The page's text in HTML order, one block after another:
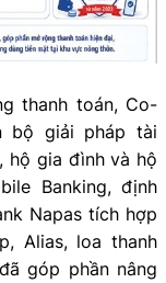
thanh toán, Co-
bộ giải pháp tài
hộ gia đình và hộ
Banking, định
Napas tích hợp
Alias, loa thanh
góp phần nâng